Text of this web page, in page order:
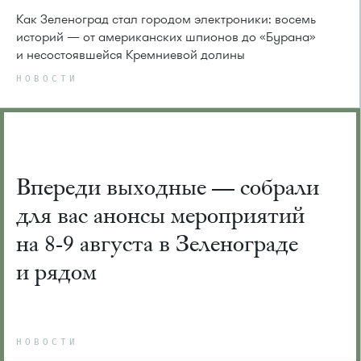
Как Зеленоград стал городом электроники: восемь
историй — от американских шпионов до «Бурана»
и несостоявшейся Кремниевой долины
НОВОСТИ
Впереди выходные — собрали
для вас анонсы мероприятий
на 8-9 августа в Зеленограде
и рядом
НОВОСТИ